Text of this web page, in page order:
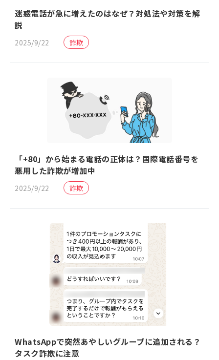
迷惑電話が急に増えたのはなぜ？対処法や対策を解
説
2025/9/22 詐欺
「+80」から始まる電話の正体は？国際電話番号を
悪用した詐欺が増加中
2025/9/22 詐欺
WhatsAppで突然あやしいグループに追加される？
タスク詐欺に注意